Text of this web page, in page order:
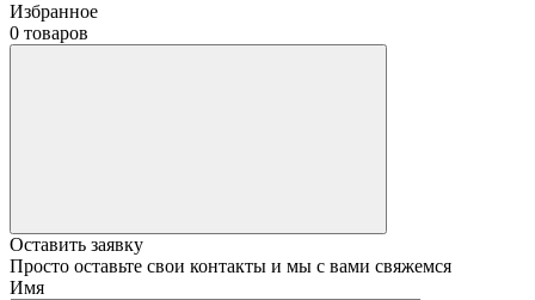
Избранное
0 товаров
Оставить заявку
Просто оставьте свои контакты и мы с вами свяжемся
Имя